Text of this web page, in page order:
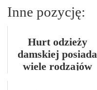
Inne pozycję:
Hurt odzieży
damskiej posiada
wiele rodzajów